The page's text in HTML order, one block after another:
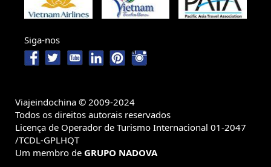
platos en Da Nang (1) ,
viagem no Hoian
vietnam family tours (1) ,viajes
vietnam, (1) ,
capital (1) ,
Viaje a Medida a Laos (1) ,
vietnam (1) ,viaje en familia a Vietnam (1) ,
customized tours (1) ,Viaje a Camboya (1) ,Recorrido
Vietnam (1) ,Excursões em Halong Bay (1) ,
viajar a tailandia (1) ,
Siga-nos
Viajeindochina © 2009-2024
Todos os direitos autorais reservados
Licença de Operador de Turismo Internacional 01-2047
/TCDL-GPLHQT
Um membro de GRUPO NADOVA